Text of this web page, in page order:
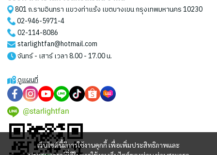
เว็บไซต์นี้มีการใช้งานคุกกี้ เพื่อเพิ่มประสิทธิภาพและ
801 ถ.รามอินทรา แขวงท่าแร้ง เขตบางเขน กรุงเทพมหานคร 10230
02-946-5971-4
02-114-8086
starlightfan@hotmail.com
จันทร์ - เสาร์ เวลา 8.00 - 17.00 น.
ดูแผนที่
@starlightfan